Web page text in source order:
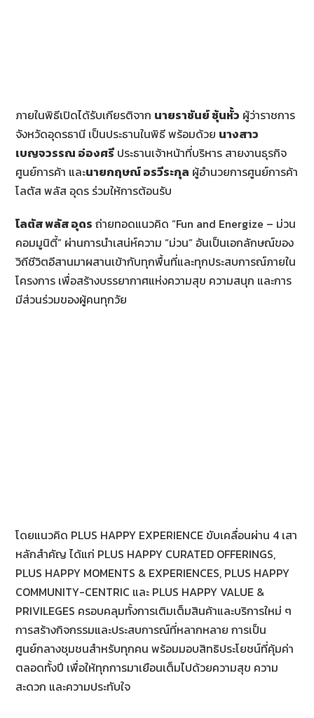
ภายในพิธีเปิดได้รับเกียรติจาก นายราชันย์ ซุ้นหั้ว ผู้ว่าราชการ
จังหวัดอุดรธานี เป็นประธานในพิธี พร้อมด้วย นางสาว
เบญจวรรณ อ่องศรี ประธานเจ้าหน้าที่บริหาร สายงานธุรกิจ
ศูนย์การค้า และนายกฤษณ์ อรวีระกุล ผู้อำนวยการศูนย์การค้า
โลตัส พลัส อุดร ร่วมให้การต้อนรับ
โลตัส พลัส อุดร ถ่ายทอดแนวคิด “Fun and Energize – ม่วน
คอมมูนิตี้” ผ่านการนำเสน่ห์ความ “ม่วน” อันเป็นเอกลักษณ์ของ
วิถีชีวิตอีสานมาผสานเข้ากับทุกพื้นที่และทุกประสบการณ์ภายใน
โครงการ เพื่อสร้างบรรยากาศแห่งความสุข ความสนุก และการ
มีส่วนร่วมของผู้คนทุกวัย
โดยแนวคิด PLUS HAPPY EXPERIENCE ขับเคลื่อนผ่าน 4 เสา
หลักสำคัญ ได้แก่ PLUS HAPPY CURATED OFFERINGS,
PLUS HAPPY MOMENTS & EXPERIENCES, PLUS HAPPY
COMMUNITY-CENTRIC และ PLUS HAPPY VALUE &
PRIVILEGES ครอบคลุมทั้งการเติมเต็มสินค้าและบริการใหม่ ๆ
การสร้างกิจกรรมและประสบการณ์ที่หลากหลาย การเป็น
ศูนย์กลางชุมชนสำหรับทุกคน พร้อมมอบสิทธิประโยชน์ที่คุ้มค่า
ตลอดทั้งปี เพื่อให้ทุกการมาเยือนเต็มไปด้วยความสุข ความ
สะดวก และความประทับใจ